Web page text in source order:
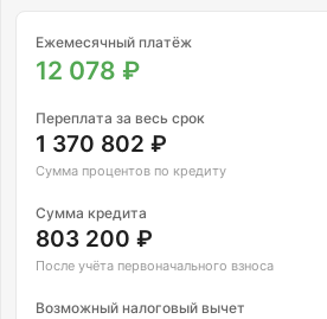
Ежемесячный платёж
12 078 ₽
Переплата за весь срок
1 370 802 ₽
Сумма процентов по кредиту
Сумма кредита
803 200 ₽
После учёта первоначального взноса
Возможный налоговый вычет
58 км от МКАД
Новорижское шоссе